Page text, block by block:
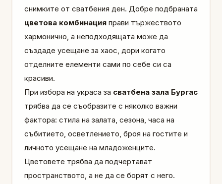
снимките от сватбения ден. Добре подбраната
цветова комбинация прави тържеството
хармонично, а неподходящата може да
създаде усещане за хаос, дори когато
отделните елементи сами по себе си са
красиви.
При избора на украса за сватбена зала Бургас
трябва да се съобразите с няколко важни
фактора: стила на залата, сезона, часа на
събитието, осветлението, броя на гостите и
личното усещане на младоженците.
Цветовете трябва да подчертават
пространството, а не да се борят с него.